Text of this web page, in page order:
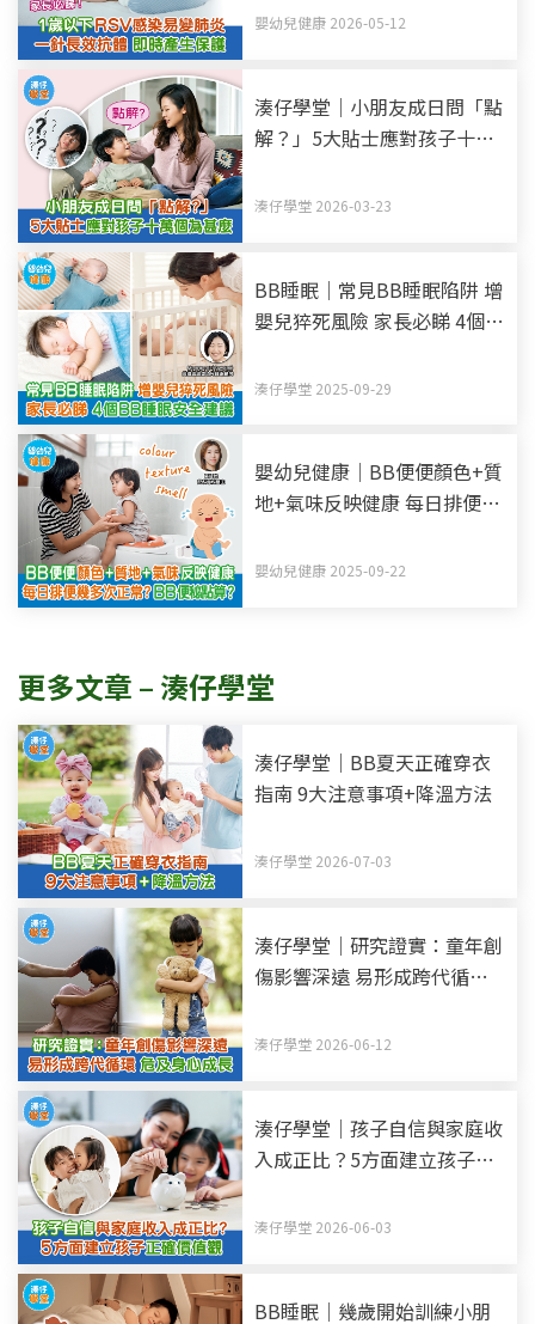
嬰幼兒健康 2026-05-12
湊仔學堂｜小朋友成日問「點
解？」5大貼士應對孩子十萬
湊仔學堂 2026-03-23
BB睡眠｜常見BB睡眠陷阱 增
嬰兒猝死風險 家長必睇 4個
湊仔學堂 2025-09-29
嬰幼兒健康｜BB便便顏色+質
地+氣味反映健康 每日排便幾
嬰幼兒健康 2025-09-22
更多文章 – 湊仔學堂
湊仔學堂｜BB夏天正確穿衣
指南 9大注意事項+降溫方法
湊仔學堂 2026-07-03
湊仔學堂｜研究證實：童年創
傷影響深遠 易形成跨代循環
湊仔學堂 2026-06-12
湊仔學堂｜孩子自信與家庭收
入成正比？5方面建立孩子正
湊仔學堂 2026-06-03
BB睡眠｜幾歲開始訓練小朋